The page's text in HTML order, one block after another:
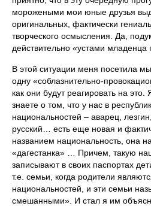
морожеными мои юные друзья
оригинальных, фактически
творческого осмысления. Да,
действительно «устами младенца
В этой ситуации меня посетила
одну «соблазнительно-
как они будут реагировать на
знаете о том, что у нас в
национальностей – аварец,
русский… есть еще новая и
названием национальность, она
«дагестанка» … Причем, такую
записывают в своих паспортах
т.е. семьи, когда родители
национальностей, и эти семьи
смешанными». И стал я им